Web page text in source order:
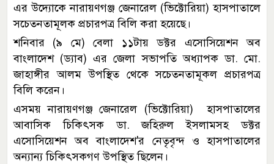
এর উদ্যোকে নারায়ণগঞ্জ জেনারেল (ভিক্টোরিয়া) হাসপাতালে
সচেতনতামূলক প্রচারপত্র বিলি করা হয়েছে।
শনিবার (৯ মে) বেলা ১১টায় ডক্টর এসোসিয়েশন অব
বাংলাদেশ (ড্যাব) এর জেলা সভাপতি অধ্যাপক ডা. মো.
জাহাঙ্গীর আলম উপস্থিত থেকে সচেতনতামূকল প্রচারপত্র
বিলি করেন।
এসময় নারায়ণগঞ্জ জেনারেল (ভিক্টোরিয়া) হাসপাতালের
আবাসিক চিকিৎসক ডা. জহিরুল ইসলামসহ ডক্টর
এসোসিয়েশন অব বাংলাদেশ'র নেতৃবৃন্দ ও হাসপাতালের
অন্যান্য চিকিৎসকগণ উপস্থিত ছিলেন।